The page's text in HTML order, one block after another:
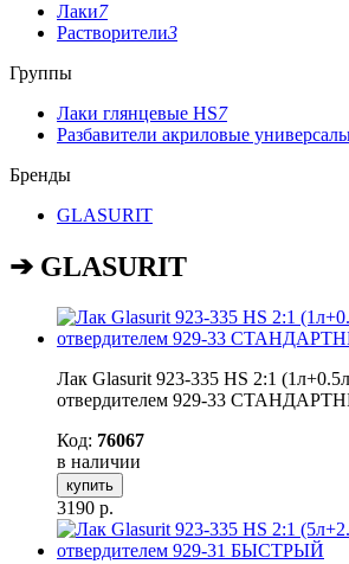
Лаки7
Растворители3
Группы
Лаки глянцевые HS7
Разбавители акриловые
Бренды
GLASURIT
➔ GLASURIT
Лак Glasurit 923-335 HS 2:1
отвердителем 929-33
Код: 76067
в наличии
купить
3190 р.